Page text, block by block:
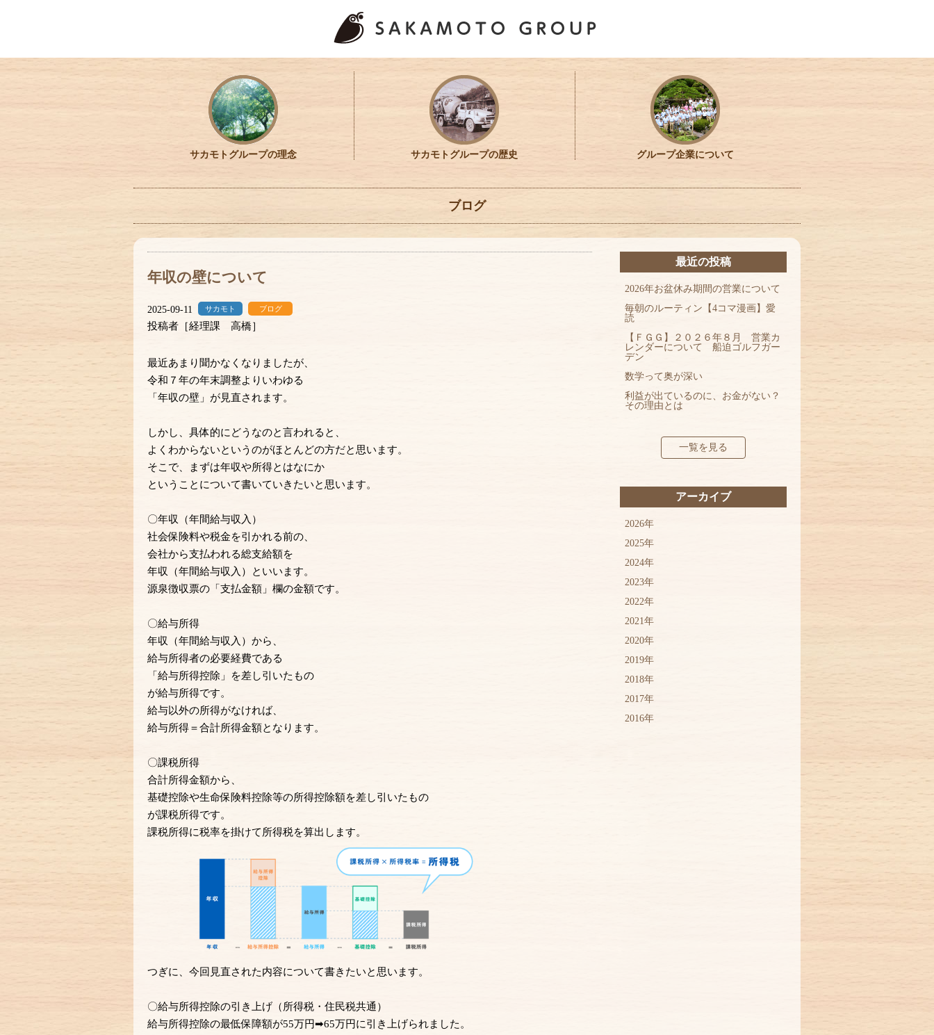
サカモトグループの理念 サカモトグループの歴史 グループ企業について
ブログ
年収の壁について
2025-09-11 サカモト ブログ
投稿者［経理課 高橋］
最近あまり聞かなくなりましたが、
令和７年の年末調整よりいわゆる
「年収の壁」が見直されます。
しかし、具体的にどうなのと言われると、
よくわからないというのがほとんどの方だと思います。
そこで、まずは年収や所得とはなにか
ということについて書いていきたいと思います。
〇年収（年間給与収入）
社会保険料や税金を引かれる前の、
会社から支払われる総支給額を
年収（年間給与収入）といいます。
源泉徴収票の「支払金額」欄の金額です。
〇給与所得
年収（年間給与収入）から、
給与所得者の必要経費である
「給与所得控除」を差し引いたもの
が給与所得です。
給与以外の所得がなければ、
給与所得＝合計所得金額となります。
〇課税所得
合計所得金額から、
基礎控除や生命保険料控除等の所得控除額を差し引いたもの
が課税所得です。
課税所得に税率を掛けて所得税を算出します。
つぎに、今回見直された内容について書きたいと思います。
〇給与所得控除の引き上げ（所得税・住民税共通）
給与所得控除の最低保障額が55万円➡65万円に引き上げられました。
最近の投稿
2026年お盆休み期間の営業について
毎朝のルーティン【4コマ漫画】愛
読
【ＦＧＧ】２０２６年８月 営業カ
レンダーについて 船迫ゴルフガー
デン
数学って奥が深い
利益が出ているのに、お金がない？
その理由とは
一覧を見る
アーカイブ
2026年
2025年
2024年
2023年
2022年
2021年
2020年
2019年
2018年
2017年
2016年